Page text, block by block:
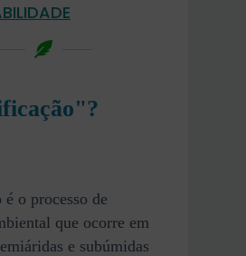
o processo de
que ocorre em
e subúmidas